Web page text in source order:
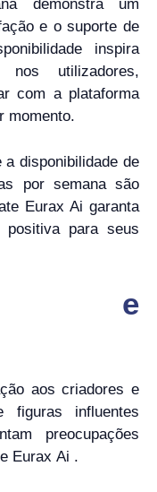
demonstra um
e o suporte de
inspira
utilizadores,
com a plataforma
momento.
disponibilidade de
por semana são
Eurax Ai garanta
positiva para seus
e
aos criadores e
figuras influentes
preocupações
Eurax Ai .